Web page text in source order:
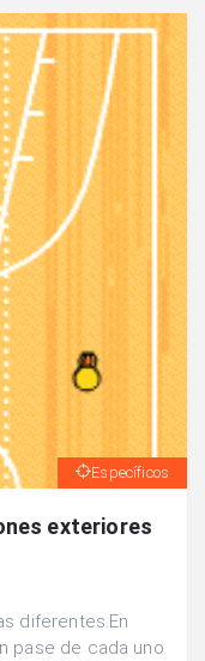
Específicos
exteriores
diferentes.En
pase de cada uno